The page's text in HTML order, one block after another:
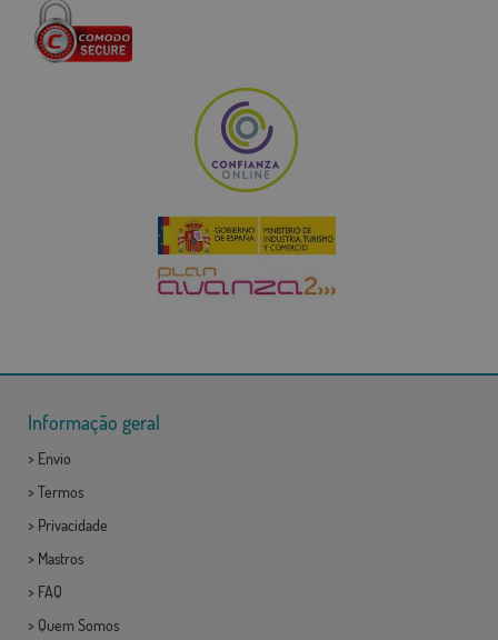
Informação geral
> Envio
> Termos
> Privacidade
> Mastros
> FAQ
> Quem Somos